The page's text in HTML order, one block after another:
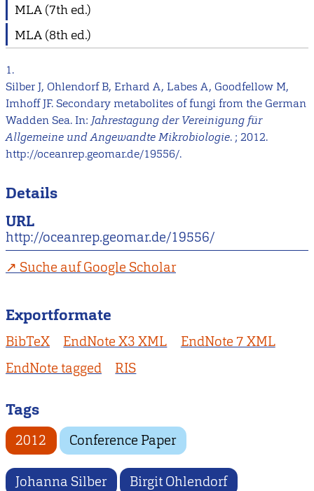
MLA (7th ed.)
MLA (8th ed.)
1.
Silber J, Ohlendorf B, Erhard A, Labes A, Goodfellow M,
Imhoff JF. Secondary metabolites of fungi from the German
Wadden Sea. In: Jahrestagung der Vereinigung für
Allgemeine und Angewandte Mikrobiologie. ; 2012.
http://oceanrep.geomar.de/19556/.
Details
URL
http://oceanrep.geomar.de/19556/
Suche auf Google Scholar
Exportformate
BibTeX EndNote X3 XML
EndNote 7 XML
EndNote tagged
RIS
Tags
2012 Conference Paper
Johanna Silber Birgit Ohlendorf